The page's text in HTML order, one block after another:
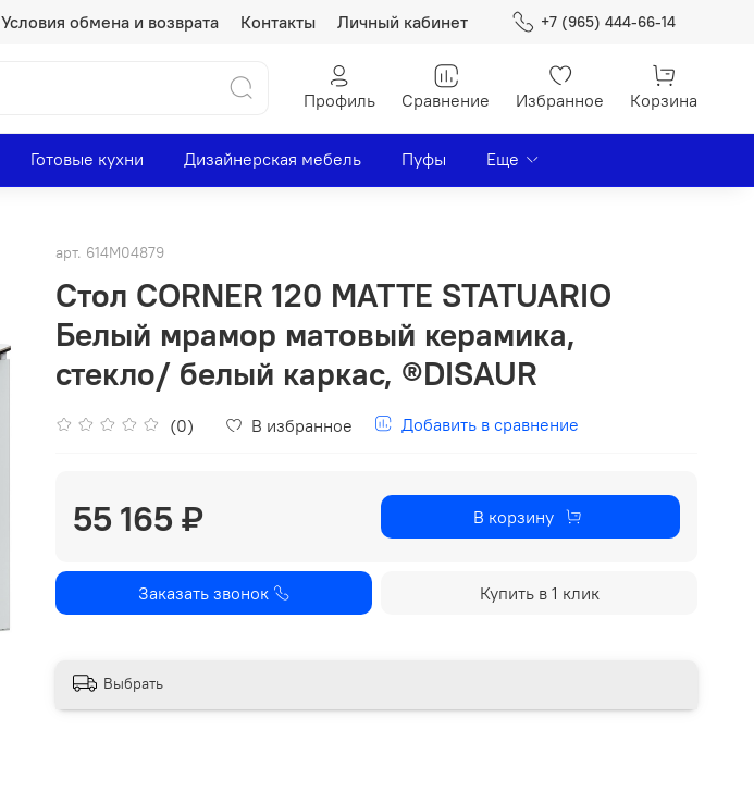
Условия обмена и возврата Контакты Личный кабинет +7 (965) 444-66-14
Профиль Сравнение Избранное Корзина
Готовые кухни Дизайнерская мебель Пуфы Еще
арт. 614М04879
Стол CORNER 120 MATTE STATUARIO
Белый мрамор матовый керамика,
стекло/ белый каркас, ®DISAUR
(0) В избранное Добавить в сравнение
55 165 ₽ В корзину
Заказать звонок Купить в 1 клик
Выбрать